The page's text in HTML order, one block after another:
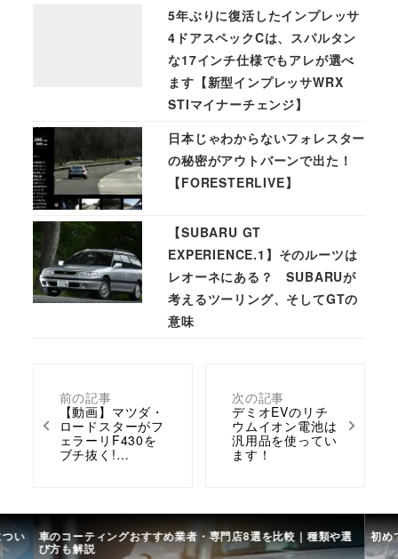
前の記事
【動画】マツダ・
ロードスターがフ
ェラーリF430を
ブチ抜く!…
次の記事
デミオEVのリチ
ウムイオン電池は
汎用品を使ってい
ます！
5年ぶりに復活したインプレッサ
4ドアスペックCは、スパルタン
な17インチ仕様でもアレが選べ
ます【新型インプレッサWRX
STIマイナーチェンジ】
日本じゃわからないフォレスター
の秘密がアウトバーンで出た！
【FORESTERLIVE】
【SUBARU GT
EXPERIENCE.1】そのルーツは
レオーネにある？ SUBARUが
考えるツーリング、そしてGTの
意味
い 車のコーティングおすすめ業者・専門店8選を比較｜種類や選
び方も解説
初め